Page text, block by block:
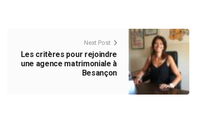
Next Post
Les critères pour rejoindre
une agence matrimoniale à
Besançon